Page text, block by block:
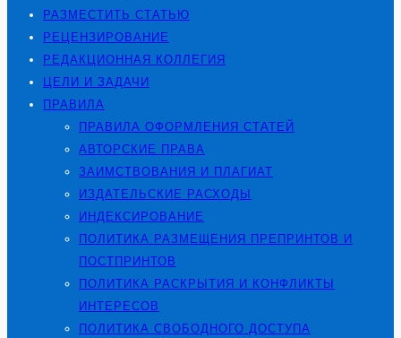
РАЗМЕСТИТЬ СТАТЬЮ
РЕЦЕНЗИРОВАНИЕ
РЕДАКЦИОННАЯ КОЛЛЕГИЯ
ЦЕЛИ И ЗАДАЧИ
ПРАВИЛА
ПРАВИЛА ОФОРМЛЕНИЯ СТАТЕЙ
АВТОРСКИЕ ПРАВА
ЗАИМСТВОВАНИЯ И ПЛАГИАТ
ИЗДАТЕЛЬСКИЕ РАСХОДЫ
ИНДЕКСИРОВАНИЕ
ПОЛИТИКА РАЗМЕЩЕНИЯ ПРЕПРИНТОВ И
ПОСТПРИНТОВ
ПОЛИТИКА РАСКРЫТИЯ И КОНФЛИКТЫ
ИНТЕРЕСОВ
ПОЛИТИКА СВОБОДНОГО ДОСТУПА